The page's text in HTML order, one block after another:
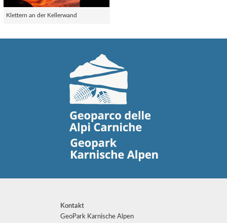
Klettern an der Kellerwand
Kontakt
GeoPark Karnische Alpen